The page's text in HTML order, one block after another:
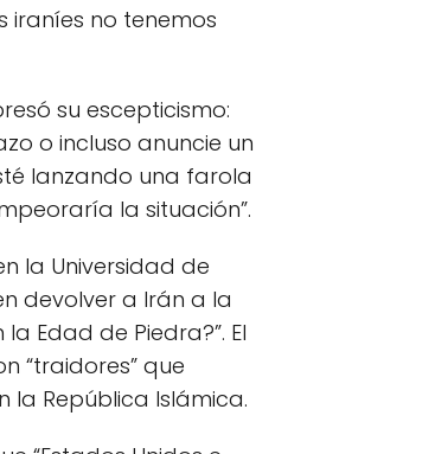
iraníes no tenemos
su escepticismo:
o incluso anuncie un
lanzando una farola
la situación”.
la Universidad de
devolver a Irán a la
Edad de Piedra?”. El
“traidores” que
la República Islámica.